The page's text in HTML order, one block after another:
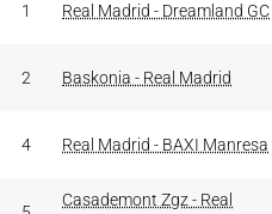
1 Real Madrid - Dreamland GC
2 Baskonia - Real Madrid
4 Real Madrid - BAXI Manresa
Casademont Zgz - Real